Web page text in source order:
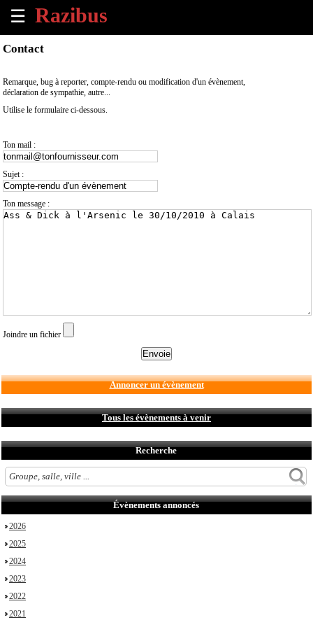
☰
×
les
venir
Annoncer
évènement
Contact
Remarque, bug à reporter, compte-rendu ou modification d'un évènement,
déclaration de sympathie, autre...
Utilise le formulaire ci-dessous.
Ton mail :
Sujet :
Ton message :
Joindre un fichier
Annoncer un évènement
Tous les évènements à venir
Recherche
Évènements annoncés
2026
2025
2024
2023
2022
2021